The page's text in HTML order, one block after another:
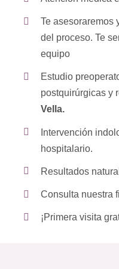
Te asesoraremos
del proceso. Te
equipo
Estudio
postquirúrgicas y
Vella.
Intervención
hospitalario.
Resultados
Consulta nuestra
¡Primera visita